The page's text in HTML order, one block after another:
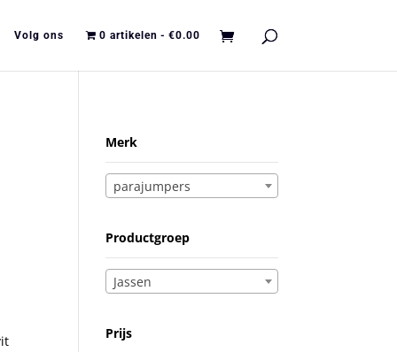
Volg ons 0 artikelen €0.00
Merk
parajumpers
Productgroep
Jassen
Prijs